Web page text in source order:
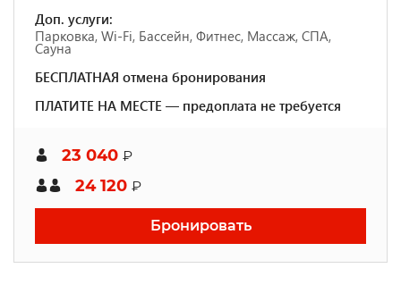
Доп. услуги:
Парковка, Wi-Fi, Бассейн, Фитнес, Массаж, СПА,
Сауна
БЕСПЛАТНАЯ отмена бронирования
ПЛАТИТЕ НА МЕСТЕ — предоплата не требуется
23 040 ₽
24 120 ₽
Бронировать